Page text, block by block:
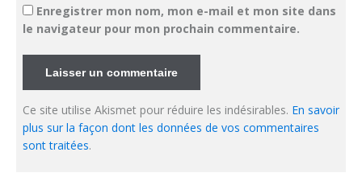
Enregistrer mon nom, mon e-mail et mon site dans
le navigateur pour mon prochain commentaire.
Ce site utilise Akismet pour réduire les indésirables. En savoir
plus sur la façon dont les données de vos commentaires
sont traitées.